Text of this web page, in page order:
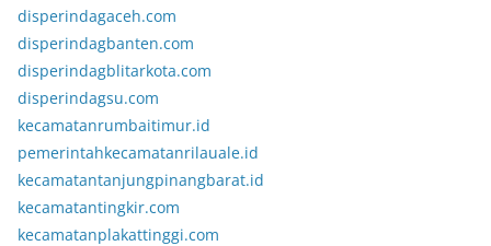
disperindagaceh.com
disperindagbanten.com
disperindagblitarkota.com
disperindagsu.com
kecamatanrumbaitimur.id
pemerintahkecamatanrilauale.id
kecamatantanjungpinangbarat.id
kecamatantingkir.com
kecamatanplakattinggi.com